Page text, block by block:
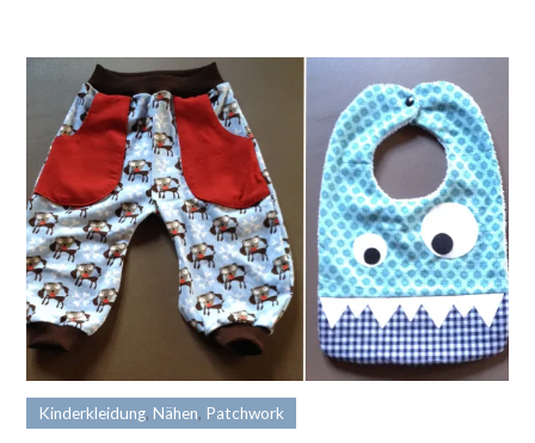
Kinderkleidung,Nähen, Patchwork